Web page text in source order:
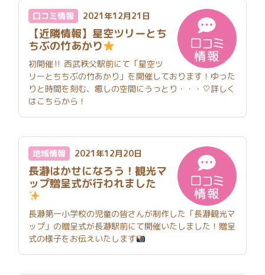
口コミ情報 2021年12月21日
【近隣情報】星空ツリーとち
ちぶの竹あかり
初開催‼ 西武秩父駅前にて「星空ツ
リーとちちぶの竹あかり」を開催しております！ゆった
りと時間を刻む、癒しの空間にうっとり・・・♡詳しく
はこちらから！
地域情報 2021年12月20日
長瀞はかせになろう！観光マ
ップ贈呈式が行われました
長瀞第一小学校の児童の皆さんが制作した「長瀞観光マ
ップ」の贈呈式が長瀞駅前にて開催いたしました！贈呈
式の様子をお伝えいたします